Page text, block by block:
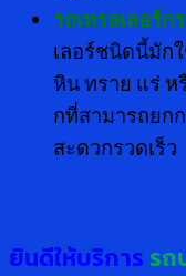
รถเทรลเลอร์ก
เลอร์ชนิดนี้มัก
หิน ทราย แร่ ห
กที่สามารถยก
สะดวกรวดเร็ว
ยินดีให้บริการ รถ